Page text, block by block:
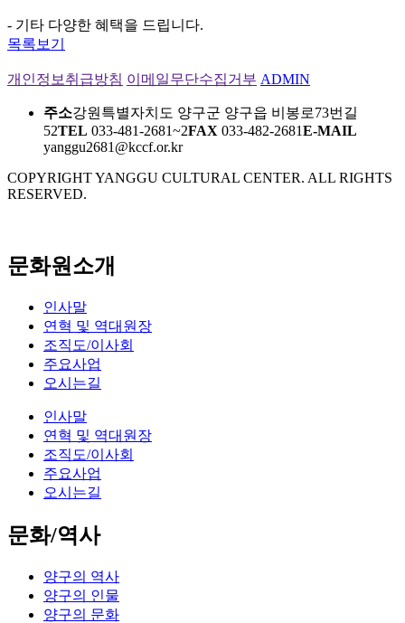
- 기타 다양한 혜택을 드립니다.
목록보기
개인정보취급방침 이메일무단수집거부 ADMIN
주소강원특별자치도 양구군 양구읍 비봉로73번길
52TEL 033-481-2681~2FAX 033-482-2681E-MAIL
yanggu2681@kccf.or.kr
COPYRIGHT YANGGU CULTURAL CENTER. ALL RIGHTS
RESERVED.
문화원소개
인사말
연혁 및 역대원장
조직도/이사회
주요사업
오시는길
인사말
연혁 및 역대원장
조직도/이사회
주요사업
오시는길
문화/역사
양구의 역사
양구의 인물
양구의 문화